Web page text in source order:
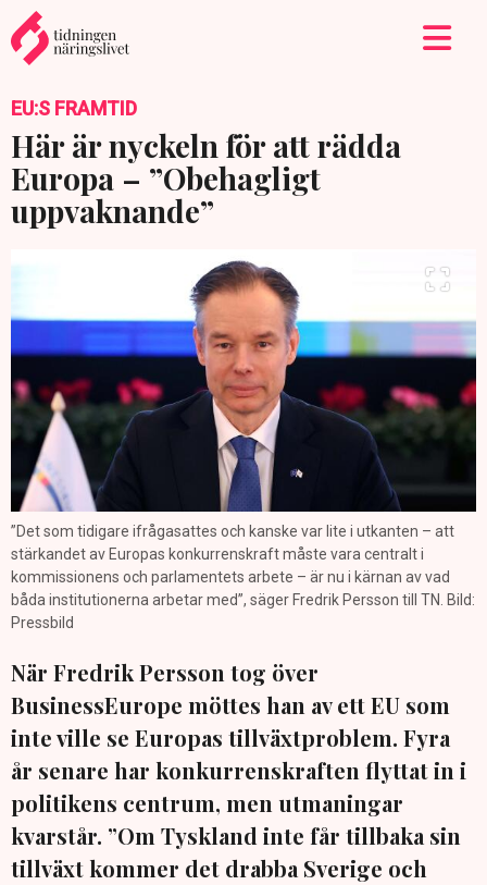
EU:S FRAMTID
Här är nyckeln för att rädda
Europa – ”Obehagligt
uppvaknande”
”Det som tidigare ifrågasattes och kanske var lite i utkanten – att
stärkandet av Europas konkurrenskraft måste vara centralt i
kommissionens och parlamentets arbete – är nu i kärnan av vad
båda institutionerna arbetar med”, säger Fredrik Persson till TN. Bild:
Pressbild
När Fredrik Persson tog över
BusinessEurope möttes han av ett EU som
inte ville se Europas tillväxtproblem. Fyra
år senare har konkurrenskraften flyttat in i
politikens centrum, men utmaningar
kvarstår. ”Om Tyskland inte får tillbaka sin
tillväxt kommer det drabba Sverige och